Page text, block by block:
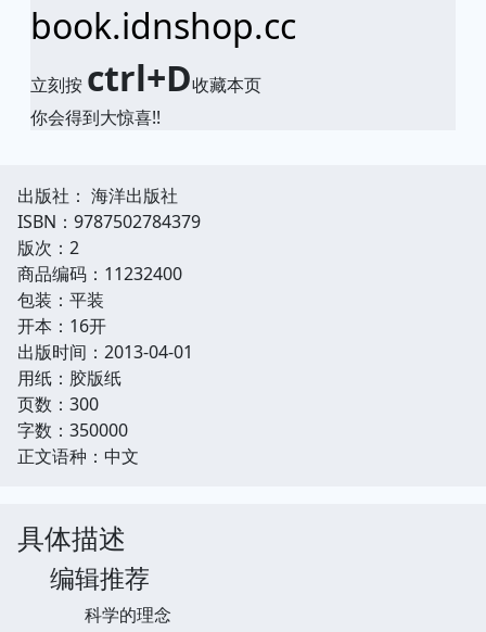
book.idnshop.cc
立刻按 ctrl+D收藏本页
你会得到大惊喜!!
出版社： 海洋出版社
ISBN：9787502784379
版次：2
商品编码：11232400
包装：平装
开本：16开
出版时间：2013-04-01
用纸：胶版纸
页数：300
字数：350000
正文语种：中文
具体描述
编辑推荐
科学的理念